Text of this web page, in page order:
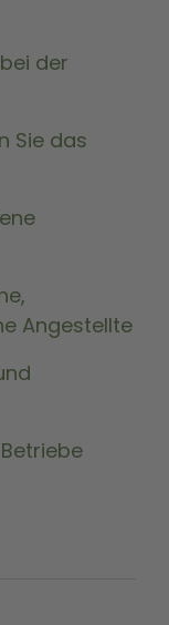
der
Sie das
Angestellte